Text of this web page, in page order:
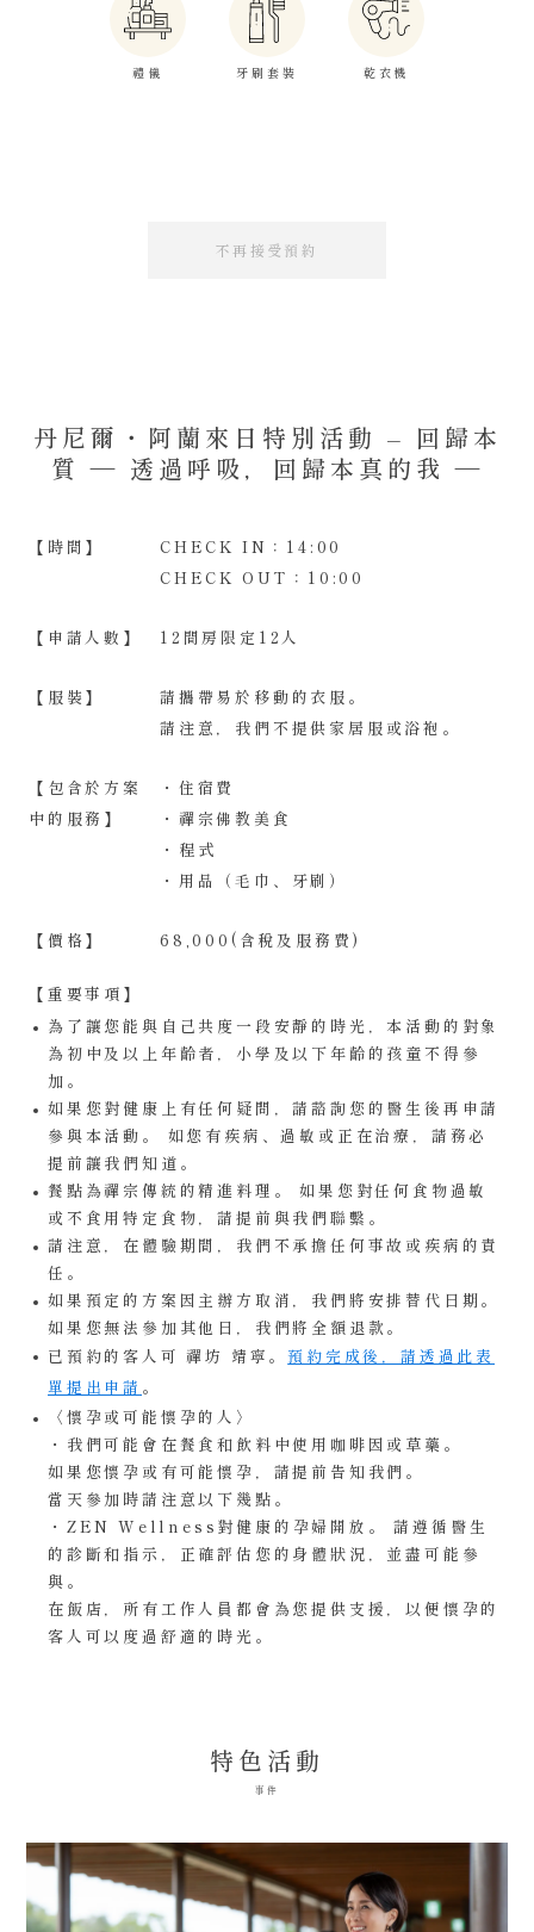
禮儀 牙刷套裝 乾衣機
不再接受預約
丹尼爾・阿蘭來日特別活動 – 回歸本
質 ― 透過呼吸，回歸本真的我 ―
【時間】
CHECK IN：14:00
CHECK OUT：10:00
【申請人數】 12間房限定12人
【服裝】
請攜帶易於移動的衣服。
請注意，我們不提供家居服或浴袍。
【包含於方案
中的服務】
・住宿費
・禪宗佛教美食
・程式
・用品（毛巾、牙刷）
【價格】 68,000(含稅及服務費)
【重要事項】
為了讓您能與自己共度一段安靜的時光，本活動的對象
為初中及以上年齡者，小學及以下年齡的孩童不得參
加。
如果您對健康上有任何疑問，請諮詢您的醫生後再申請
參與本活動。 如您有疾病、過敏或正在治療，請務必
提前讓我們知道。
餐點為禪宗傳統的精進料理。 如果您對任何食物過敏
或不食用特定食物，請提前與我們聯繫。
請注意，在體驗期間，我們不承擔任何事故或疾病的責
任。
如果預定的方案因主辦方取消，我們將安排替代日期。
如果您無法參加其他日，我們將全額退款。
已預約的客人可 禪坊 靖寧。預約完成後，請透過此表
單提出申請 。
〈懷孕或可能懷孕的人〉
・我們可能會在餐食和飲料中使用咖啡因或草藥。
如果您懷孕或有可能懷孕，請提前告知我們。
當天參加時請注意以下幾點。
・ZEN Wellness對健康的孕婦開放。 請遵循醫生
的診斷和指示，正確評估您的身體狀況，並盡可能參
與。
在飯店，所有工作人員都會為您提供支援，以便懷孕的
客人可以度過舒適的時光。
特色活動
事件